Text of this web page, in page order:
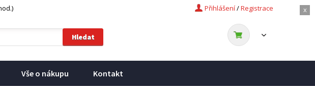
x
Registrace
/
Přihlášení
Vše o nákupu Kontakt